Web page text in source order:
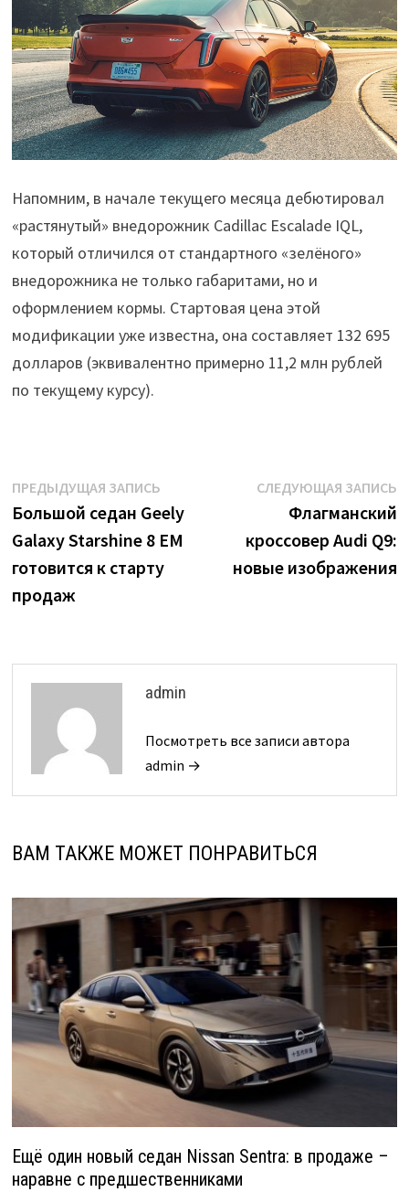
Напомним, в начале текущего месяца дебютировал
«растянутый» внедорожник Cadillac Escalade IQL,
который отличился от стандартного «зелёного»
внедорожника не только габаритами, но и
оформлением кормы. Стартовая цена этой
модификации уже известна, она составляет 132 695
долларов (эквивалентно примерно 11,2 млн рублей
по текущему курсу).
Навигация
по
записям
ПРЕДЫДУЩАЯ ЗАПИСЬПредыдущая
запись:
Большой седан Geely
Galaxy Starshine 8 EM
готовится к старту
продаж
СЛЕДУЮЩАЯ ЗАПИСЬ
Флагманский
кроссовер Audi Q9:
новые изображения
admin
Посмотреть все записи автора
admin →
ВАМ ТАКЖЕ МОЖЕТ ПОНРАВИТЬСЯ
Ещё один новый седан Nissan Sentra: в продаже –
наравне с предшественниками